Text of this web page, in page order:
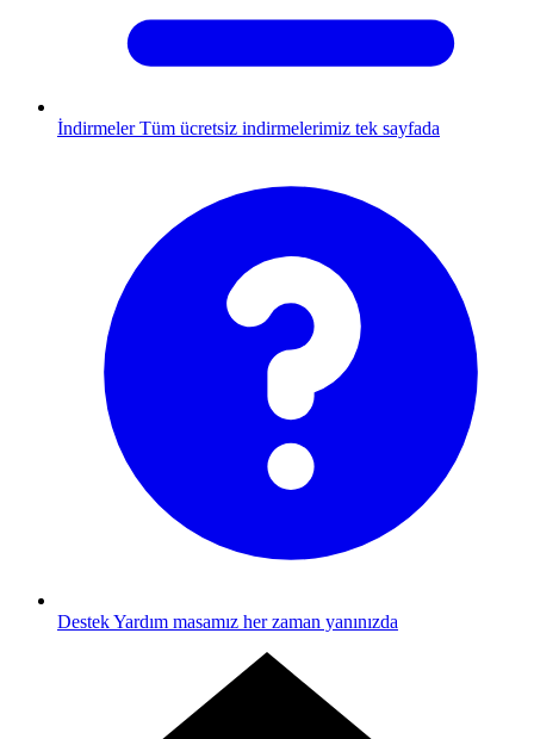
İndirmeler Tüm ücretsiz indirmelerimiz tek sayfada
DestekYardım masamız her zaman yanınızda